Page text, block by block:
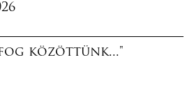
fog közöttünk..."